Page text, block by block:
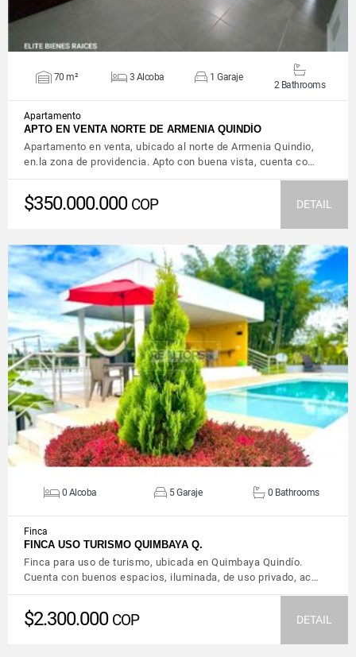
70 m² 3 Alcoba 1 Garaje
2 Bathrooms
Apartamento
APTO EN VENTA NORTE DE ARMENIA QUINDÍO
Apartamento en venta, ubicado al norte de Armenia Quindio,
en.la zona de providencia. Apto con buena vista, cuenta co…
$350.000.000 COP DETAIL
VIEW DETAILS
0 Alcoba 5 Garaje 0 Bathrooms
Finca
FINCA USO TURISMO QUIMBAYA Q.
Finca para uso de turismo, ubicada en Quimbaya Quindío.
Cuenta con buenos espacios, iluminada, de uso privado, ac…
$2.300.000 COP DETAIL